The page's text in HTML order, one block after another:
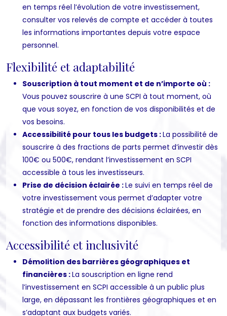
en temps réel l’évolution de votre investissement,
consulter vos relevés de compte et accéder à toutes
les informations importantes depuis votre espace
personnel.
Flexibilité et adaptabilité
Souscription à tout moment et de n’importe où :
Vous pouvez souscrire à une SCPI à tout moment, où
que vous soyez, en fonction de vos disponibilités et de
vos besoins.
Accessibilité pour tous les budgets :La possibilité de
souscrire à des fractions de parts permet d’investir dès
100€ ou 500€, rendant l’investissement en SCPI
accessible à tous les investisseurs.
Prise de décision éclairée :Le suivi en temps réel de
votre investissement vous permet d’adapter votre
stratégie et de prendre des décisions éclairées, en
fonction des informations disponibles.
Accessibilité et inclusivité
Démolition des barrières géographiques et
financières :La souscription en ligne rend
l’investissement en SCPI accessible à un public plus
large, en dépassant les frontières géographiques et en
s’adaptant aux budgets variés.